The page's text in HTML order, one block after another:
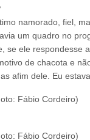
namorado, fiel,
um quadro no
se ele respondesse
de chacota e
afim dele. Eu